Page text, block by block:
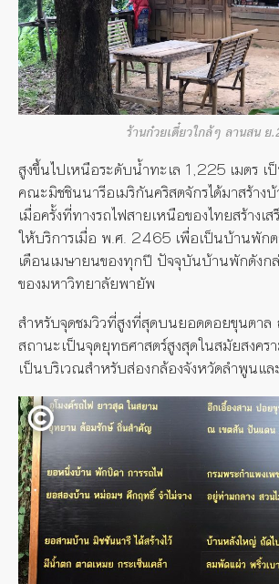
ร้านก๋วยเตี๋ยวใกล้ๆ ลานสน ย
สูงขึ้นไปเหนือระดับน้ำทะเล 1,225 เมตร
คณะมิชชินนารีอเมริกันคริสตจักรได้มาสร้า
เมื่อครั้งที่ทางรถไฟสายเหนือของไทยสร้างเ
ให้บริการเมื่อ พ.ศ. 2465 เพื่อเป็นบ้านพักต
เดือนเมษายนของทุกปี ปัจจุบันบ้านพักดังก
ของมหาวิทยาลัยพายัพ
สำหรับจุดชมวิวที่สูงที่สุดบนยอดดอยขุนตา
สถานะเป็นจุดยุทธศาสตร์สูงสุดในสมัยสงคร
เป็นบริเวณสำหรับส่องกล้องจังหวัดลำพูนแล